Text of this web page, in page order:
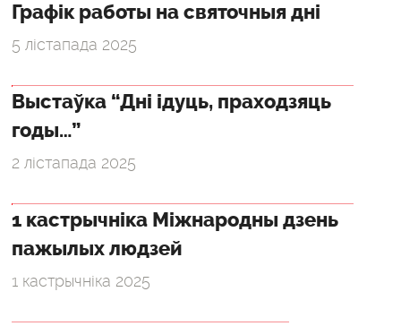
Графік работы на святочныя дні
5 лістапада 2025
Выстаўка “Дні ідуць, праходзяць
годы…”
2 лістапада 2025
1 кастрычніка Міжнародны дзень
пажылых людзей
1 кастрычніка 2025